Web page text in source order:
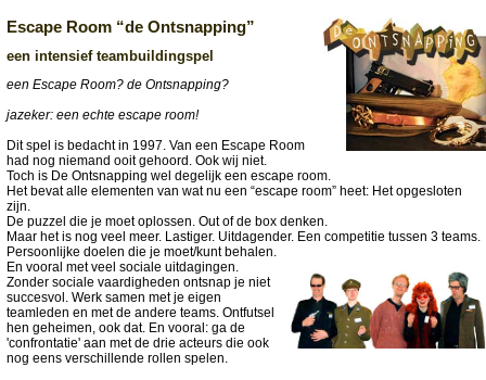
Escape Room “de Ontsnapping”
een intensief teambuildingspel
een Escape Room? de Ontsnapping?
jazeker: een echte escape room!
Dit spel is bedacht in 1997. Van een Escape Room
had nog niemand ooit gehoord. Ook wij niet.
Toch is De Ontsnapping wel degelijk een escape room.
Het bevat alle elementen van wat nu een “escape room” heet: Het opgesloten
zijn.
De puzzel die je moet oplossen. Out of de box denken.
Maar het is nog veel meer. Lastiger. Uitdagender. Een competitie tussen 3 teams.
Persoonlijke doelen die je moet/kunt behalen.
En vooral met veel sociale uitdagingen.
Zonder sociale vaardigheden ontsnap je niet
succesvol. Werk samen met je eigen
teamleden en met de andere teams. Ontfutsel
hen geheimen, ook dat. En vooral: ga de
'confrontatie' aan met de drie acteurs die ook
nog eens verschillende rollen spelen.